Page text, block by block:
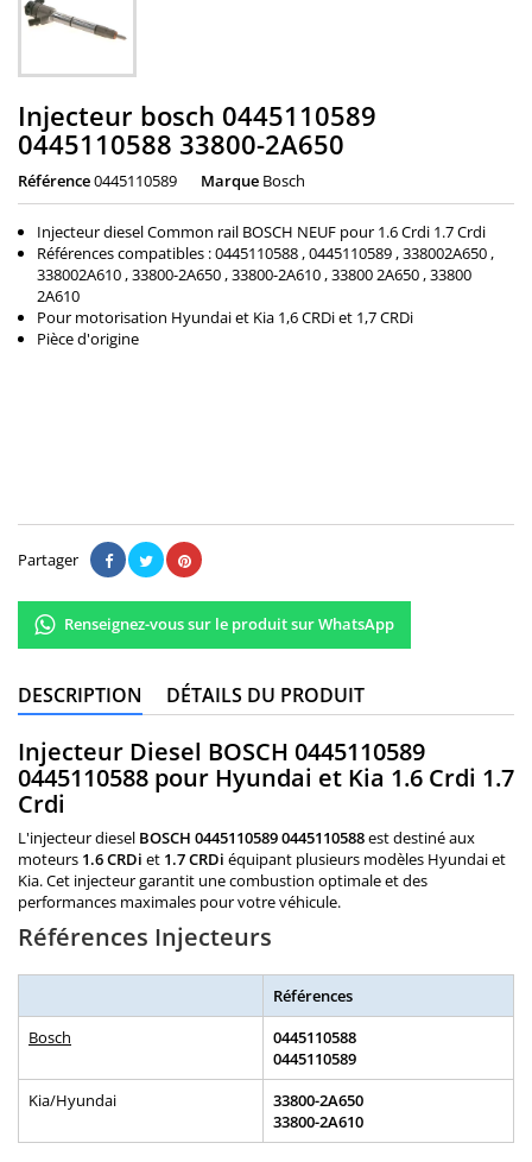
Injecteur bosch 0445110589
0445110588 33800-2A650
Référence0445110589 Marque Bosch
Injecteur diesel Common rail BOSCH NEUF pour 1.6 Crdi 1.7 Crdi
Références compatibles : 0445110588 , 0445110589 , 338002A650 ,
338002A610 , 33800-2A650 , 33800-2A610 , 33800 2A650 , 33800
2A610
Pour motorisation Hyundai et Kia 1,6 CRDi et 1,7 CRDi
Pièce d'origine
Partager
Renseignez-vous sur le produit sur WhatsApp
DESCRIPTION DÉTAILS DU PRODUIT
Injecteur Diesel BOSCH 0445110589
0445110588 pour Hyundai et Kia 1.6 Crdi 1.7
Crdi
L'injecteur diesel BOSCH 0445110589 0445110588est destiné aux
moteurs 1.6 CRDi et 1.7 CRDi équipant plusieurs modèles Hyundai et
Kia. Cet injecteur garantit une combustion optimale et des
performances maximales pour votre véhicule.
Références Injecteurs
Références
Bosch
0445110588
0445110589
Kia/Hyundai
33800-2A650
33800-2A610